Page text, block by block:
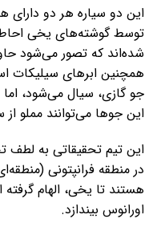
این دو سیاره هر دو
توسط گوشته‌های یخی
شده‌اند که تصور می‌شود
همچنین ابرهای سیلیکات
جو گازی، سیال می‌شود،
این جوها می‌توانند مملو
این تیم تحقیقاتی به لطف
در منطقه فرانپتونی
هستند تا یخی، الهام
اورانوس بیندازد.